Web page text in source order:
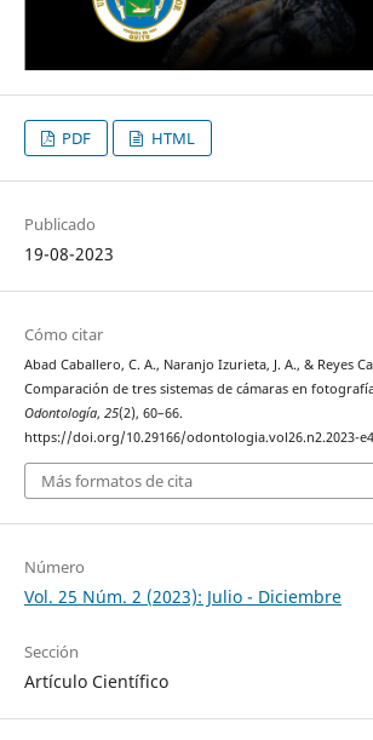
PDF HTML
Publicado
19-08-2023
Cómo citar
Abad Caballero, C. A., Naranjo Izurieta, J. A., & Reyes
Comparación de tres sistemas de cámaras en
Odontología, 25(2), 60–66.
https://doi.org/10.29166/odontologia.vol26.n2.2023-
Más formatos de cita
Número
Vol. 25 Núm. 2 (2023): Julio - Diciembre
Sección
Artículo Científico